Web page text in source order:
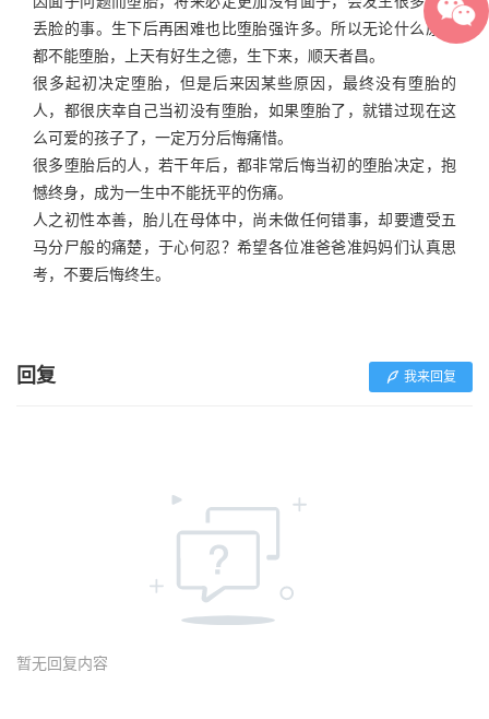
丢脸的事。生下后再困难也比堕胎强许多。所以无论什么原因
都不能堕胎，上天有好生之德，生下来，顺天者昌。
很多起初决定堕胎，但是后来因某些原因，最终没有堕胎的
人，都很庆幸自己当初没有堕胎，如果堕胎了，就错过现在这
么可爱的孩子了，一定万分后悔痛惜。
很多堕胎后的人，若干年后，都非常后悔当初的堕胎决定，抱
憾终身，成为一生中不能抚平的伤痛。
人之初性本善，胎儿在母体中，尚未做任何错事，却要遭受五
马分尸般的痛楚，于心何忍？希望各位准爸爸准妈妈们认真思
考，不要后悔终生。
回复 我来回复
暂无回复内容